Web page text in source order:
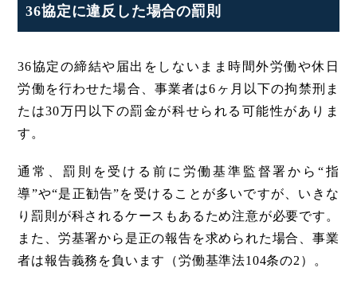
36協定に違反した場合の罰則
36協定の締結や届出をしないまま時間外労働や休日
労働を行わせた場合、事業者は6ヶ月以下の拘禁刑ま
たは30万円以下の罰金が科せられる可能性がありま
す。
通常、罰則を受ける前に労働基準監督署から“指
導”や“是正勧告”を受けることが多いですが、いきな
り罰則が科されるケースもあるため注意が必要です。
また、労基署から是正の報告を求められた場合、事業
者は報告義務を負います（労働基準法104条の2）。